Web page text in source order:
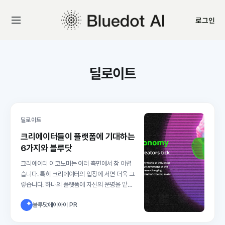
로그인
딜로이트
딜로이트
크리에이터들이 플랫폼에 기대하는
6가지와 블루닷
크리에이터 이코노미는 여러 측면에서 참 어렵
습니다. 특히 크리에이터의 입장에 서면 더욱 그
렇습니다. 하나의 플랫폼에 자신의 운명을 맡길
면 여간 번거로운 게 아닙니다. 그럼에도 노력하
블루닷에이아이 PR